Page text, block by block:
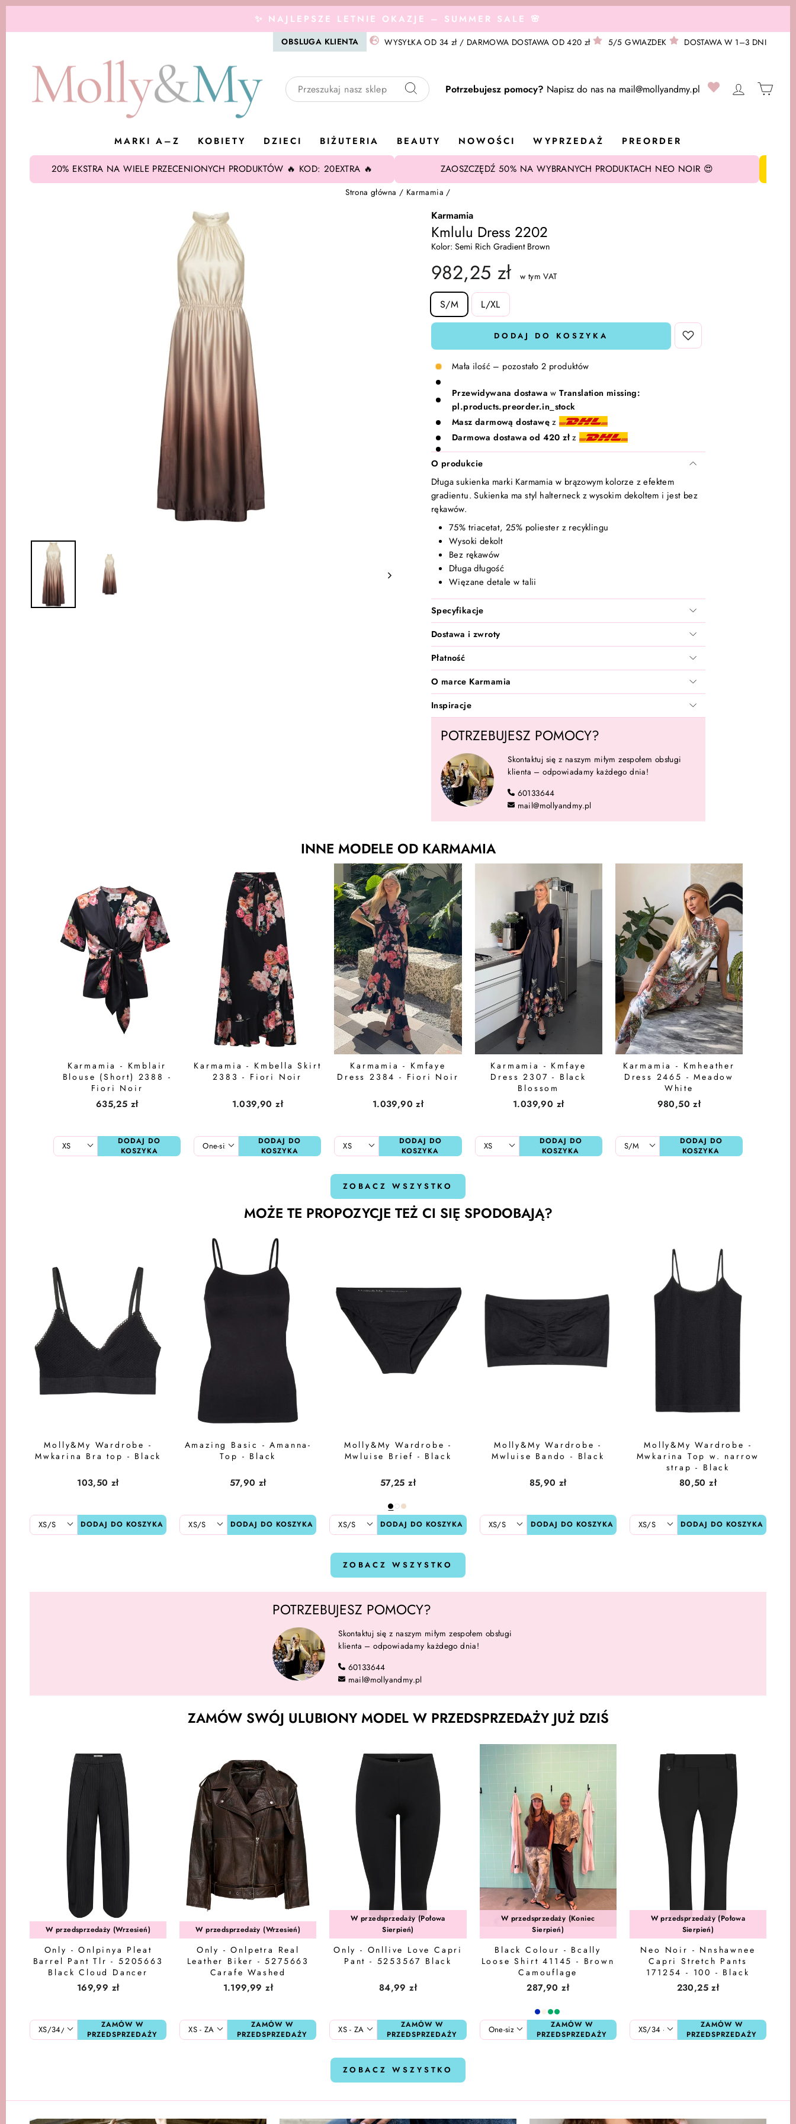
Przejdź
treści
Wstrzymaj
pokaz
✨ NAJLEPSZE LETNIE OKAZJE – SUMMER SALE 🌸
OBSLUGA KLIENTA WYSYŁKA OD 34 zł / DARMOWA DOSTAWA OD 420 zł 5/5 GWIAZDEK DOSTAWA W 1–3 DNI
Szukaj
Potrzebujesz pomocy? Napisz do nas na mail@mollyandmy.pl ZALOGUJ
MARKI A–Z KOBIETY DZIECI BIŻUTERIA BEAUTY NOWOŚCI WYPRZEDAŻ PREORDER
20% EKSTRA NA WIELE PRZECENIONYCH PRODUKTÓW 🔥 KOD: 20EXTRA 🔥 ZAOSZCZĘDŹ 50% NA WYBRANYCH PRODUKTACH NEO NOIR 😍
Strona główna / Karmamia /
Karmamia
Kmlulu Dress 2202
Kolor: Semi Rich Gradient Brown
982,25 zł w tym VAT
SIZE
S/M L/XL
DODAJ DO KOSZYKA
Mała ilość – pozostało 2 produktów
Przewidywana dostawa wTranslation missing:
pl.products.preorder.in_stock
Masz darmową dostawę z
Darmowa dostawa od 420 złz
O produkcie
Długa sukienka marki Karmamia w brązowym kolorze z efektem
gradientu. Sukienka ma styl halterneck z wysokim dekoltem i jest bez
rękawów.
75% triacetat, 25% poliester z recyklingu
Wysoki dekolt
Bez rękawów
Długa długość
Więzane detale w talii
Specyfikacje
Dostawa i zwroty
Płatność
O marce Karmamia
Inspiracje
POTRZEBUJESZ POMOCY?
Skontaktuj się z naszym miłym zespołem obsługi
klienta – odpowiadamy każdego dnia!
60133644
mail@mollyandmy.pl
INNE MODELE OD KARMAMIA
Karmamia - Kmblair
Blouse (Short) 2388 -
Fiori Noir
635,25 zł
DODAJ DO
KOSZYKA
Karmamia - Kmbella Skirt
2383 - Fiori Noir
1.039,90 zł
DODAJ DO
KOSZYKA
Karmamia - Kmfaye
Dress 2384 - Fiori Noir
1.039,90 zł
DODAJ DO
KOSZYKA
Karmamia - Kmfaye
Dress 2307 - Black
Blossom
1.039,90 zł
DODAJ DO
KOSZYKA
Karmamia - Kmheather
Dress 2465 - Meadow
White
980,50 zł
DODAJ DO
KOSZYKA
ZOBACZ WSZYSTKO
MOŻE TE PROPOZYCJE TEŻ CI SIĘ SPODOBAJĄ?
Molly&My Wardrobe -
Mwkarina Bra top - Black
103,50 zł
DODAJ DO KOSZYKA
Amazing Basic - Amanna-
Top - Black
57,90 zł
DODAJ DO KOSZYKA
Molly&My Wardrobe -
Mwluise Brief - Black
57,25 zł
DODAJ DO KOSZYKA
Molly&My Wardrobe -
Mwluise Bando - Black
85,90 zł
DODAJ DO KOSZYKA
Molly&My Wardrobe -
Mwkarina Top w. narrow
strap - Black
80,50 zł
DODAJ DO KOSZYKA
ZOBACZ WSZYSTKO
POTRZEBUJESZ POMOCY?
Skontaktuj się z naszym miłym zespołem obsługi
klienta – odpowiadamy każdego dnia!
60133644
mail@mollyandmy.pl
ZAMÓW SWÓJ ULUBIONY MODEL W PRZEDSPRZEDAŻY JUŻ DZIŚ
W przedsprzedaży (Wrzesień)
Only - Onlpinya Pleat
Barrel Pant Tlr - 5205663
Black Cloud Dancer
Pinstripes
169,99 zł
ZAMÓW W
PRZEDSPRZEDAŻY
W przedsprzedaży (Wrzesień)
Only - Onlpetra Real
Leather Biker - 5275663
Carafe Washed
1.199,99 zł
ZAMÓW W
PRZEDSPRZEDAŻY
W przedsprzedaży (Połowa
Sierpień)
Only - Onllive Love Capri
Pant - 5253567 Black
84,99 zł
ZAMÓW W
PRZEDSPRZEDAŻY
W przedsprzedaży (Koniec
Sierpień)
Black Colour - Bcally
Loose Shirt 41145 - Brown
Camouflage
287,90 zł
ZAMÓW W
PRZEDSPRZEDAŻY
W przedsprzedaży (Połowa
Sierpień)
Neo Noir - Nnshawnee
Capri Stretch Pants
171254 - 100 - Black
230,25 zł
ZAMÓW W
PRZEDSPRZEDAŻY
ZOBACZ WSZYSTKO